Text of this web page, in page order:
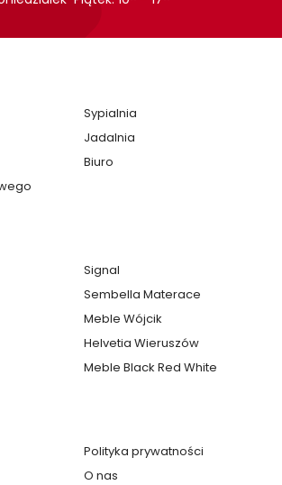
Salon
Sypialnia
Jadalnia
Biuro
Signal
Sembella Materace
Meble Wójcik
Helvetia Wieruszów
Meble Black Red White
Polityka prywatności
O nas